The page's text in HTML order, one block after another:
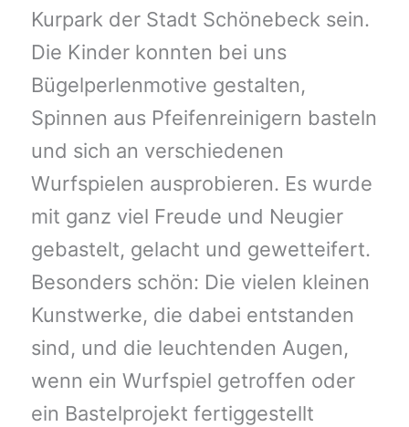
Kurpark der Stadt Schönebeck sein.
Die Kinder konnten bei uns
Bügelperlenmotive gestalten,
Spinnen aus Pfeifenreinigern basteln
und sich an verschiedenen
Wurfspielen ausprobieren. Es wurde
mit ganz viel Freude und Neugier
gebastelt, gelacht und gewetteifert.
Besonders schön: Die vielen kleinen
Kunstwerke, die dabei entstanden
sind, und die leuchtenden Augen,
wenn ein Wurfspiel getroffen oder
ein Bastelprojekt fertiggestellt